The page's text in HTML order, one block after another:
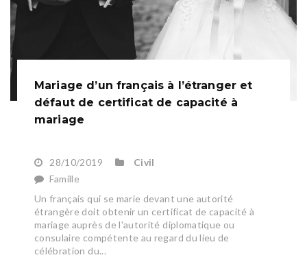
Mariage d’un français à l’étranger et
défaut de certificat de capacité à
mariage
28/10/2019
Civil
Famille
Un français qui se marie devant une autorité
étrangère doit obtenir un certificat de capacité à
mariage auprès de l'autorité diplomatique ou
consulaire compétente au regard du lieu de
célébration du...